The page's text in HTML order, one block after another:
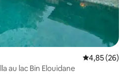
4,85 ud af 5 i
4,85 (26)
au lac Bin Elouidane